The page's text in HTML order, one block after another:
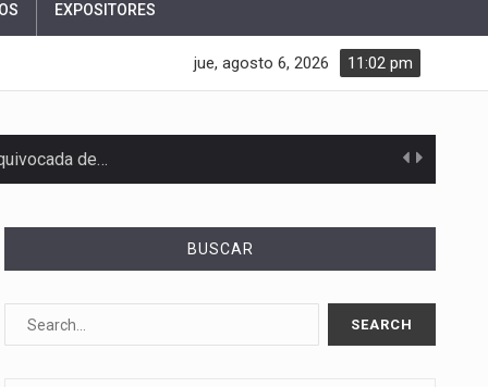
EXPOSITORES
11:02 pm
jue, agosto 6, 2026
de…
BUSCAR